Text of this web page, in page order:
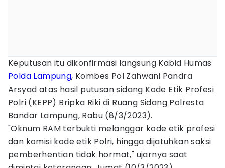
Keputusan itu dikonfirmasi langsung Kabid Humas
Polda Lampung, Kombes Pol Zahwani Pandra
Arsyad atas hasil putusan sidang Kode Etik Profesi
Polri (KEPP) Bripka Riki di Ruang Sidang Polresta
Bandar Lampung, Rabu (8/3/2023).
"Oknum RAM terbukti melanggar kode etik profesi
dan komisi kode etik Polri, hingga dijatuhkan saksi
pemberhentian tidak hormat," ujarnya saat